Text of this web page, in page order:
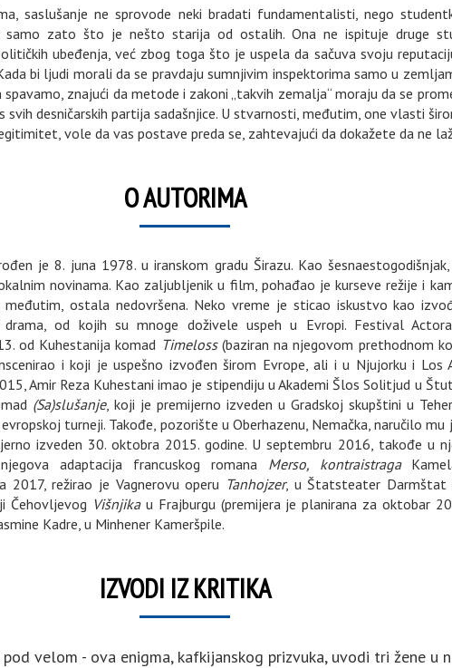
saslušanje ne sprovode neki bradati fundamentalisti, nego
samo zato što je nešto starija od ostalih. Ona ne ispituje druge
ubeđenja, već zbog toga što je uspela da sačuva svoju
bi ljudi morali da se pravdaju sumnjivim inspektorima samo u
znajući da metode i zakoni „takvih zemalja“ moraju da se
svih desničarskih partija sadašnjice. U stvarnosti, međutim, one vlasti
vole da vas postave preda se, zahtevajući da dokažete da ne
O AUTORIMA
je 8. juna 1978. u iranskom gradu Širazu. Kao
novinama. Kao zaljubljenik u film, pohađao je kurseve režije i
ostala nedovršena. Neko vreme je sticao iskustvo kao
od kojih su mnoge doživele uspeh u Evropi. Festival
od Kuhestanija komad Timeloss(baziran na njegovom prethodnom
i koji je uspešno izvođen širom Evrope, ali i u Njujorku i Los
Amir Reza Kuhestani imao je stipendiju u Akademi Šlos Solitjud u
(Sa)slušanje, koji je premijerno izveden u Gradskoj skupštini u
turneji. Takođe, pozorište u Oberhazenu, Nemačka, naručilo mu
izveden 30. oktobra 2015. godine. U septembru 2016, takođe u
adaptacija francuskog romana Merso, kontraistraga
2017, režirao je Vagnerovu operu Tanhojzer, u Štatsteater Darmštat
Čehovljevog Višnjikau Frajburgu (premijera je planirana za oktobar
Kadre, u Minhener Kameršpile.
IZVODI IZ KRITIKA
velom - ova enigma, kafkijanskog prizvuka, uvodi tri žene u